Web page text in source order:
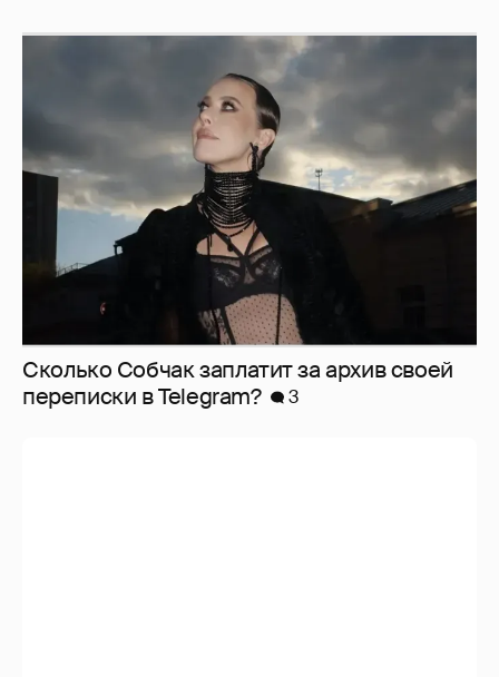
Сколько Собчак заплатит за архив своей
перeписки в Telegram?
3